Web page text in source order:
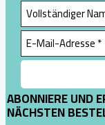
ABONNIERE UND
NÄCHSTEN